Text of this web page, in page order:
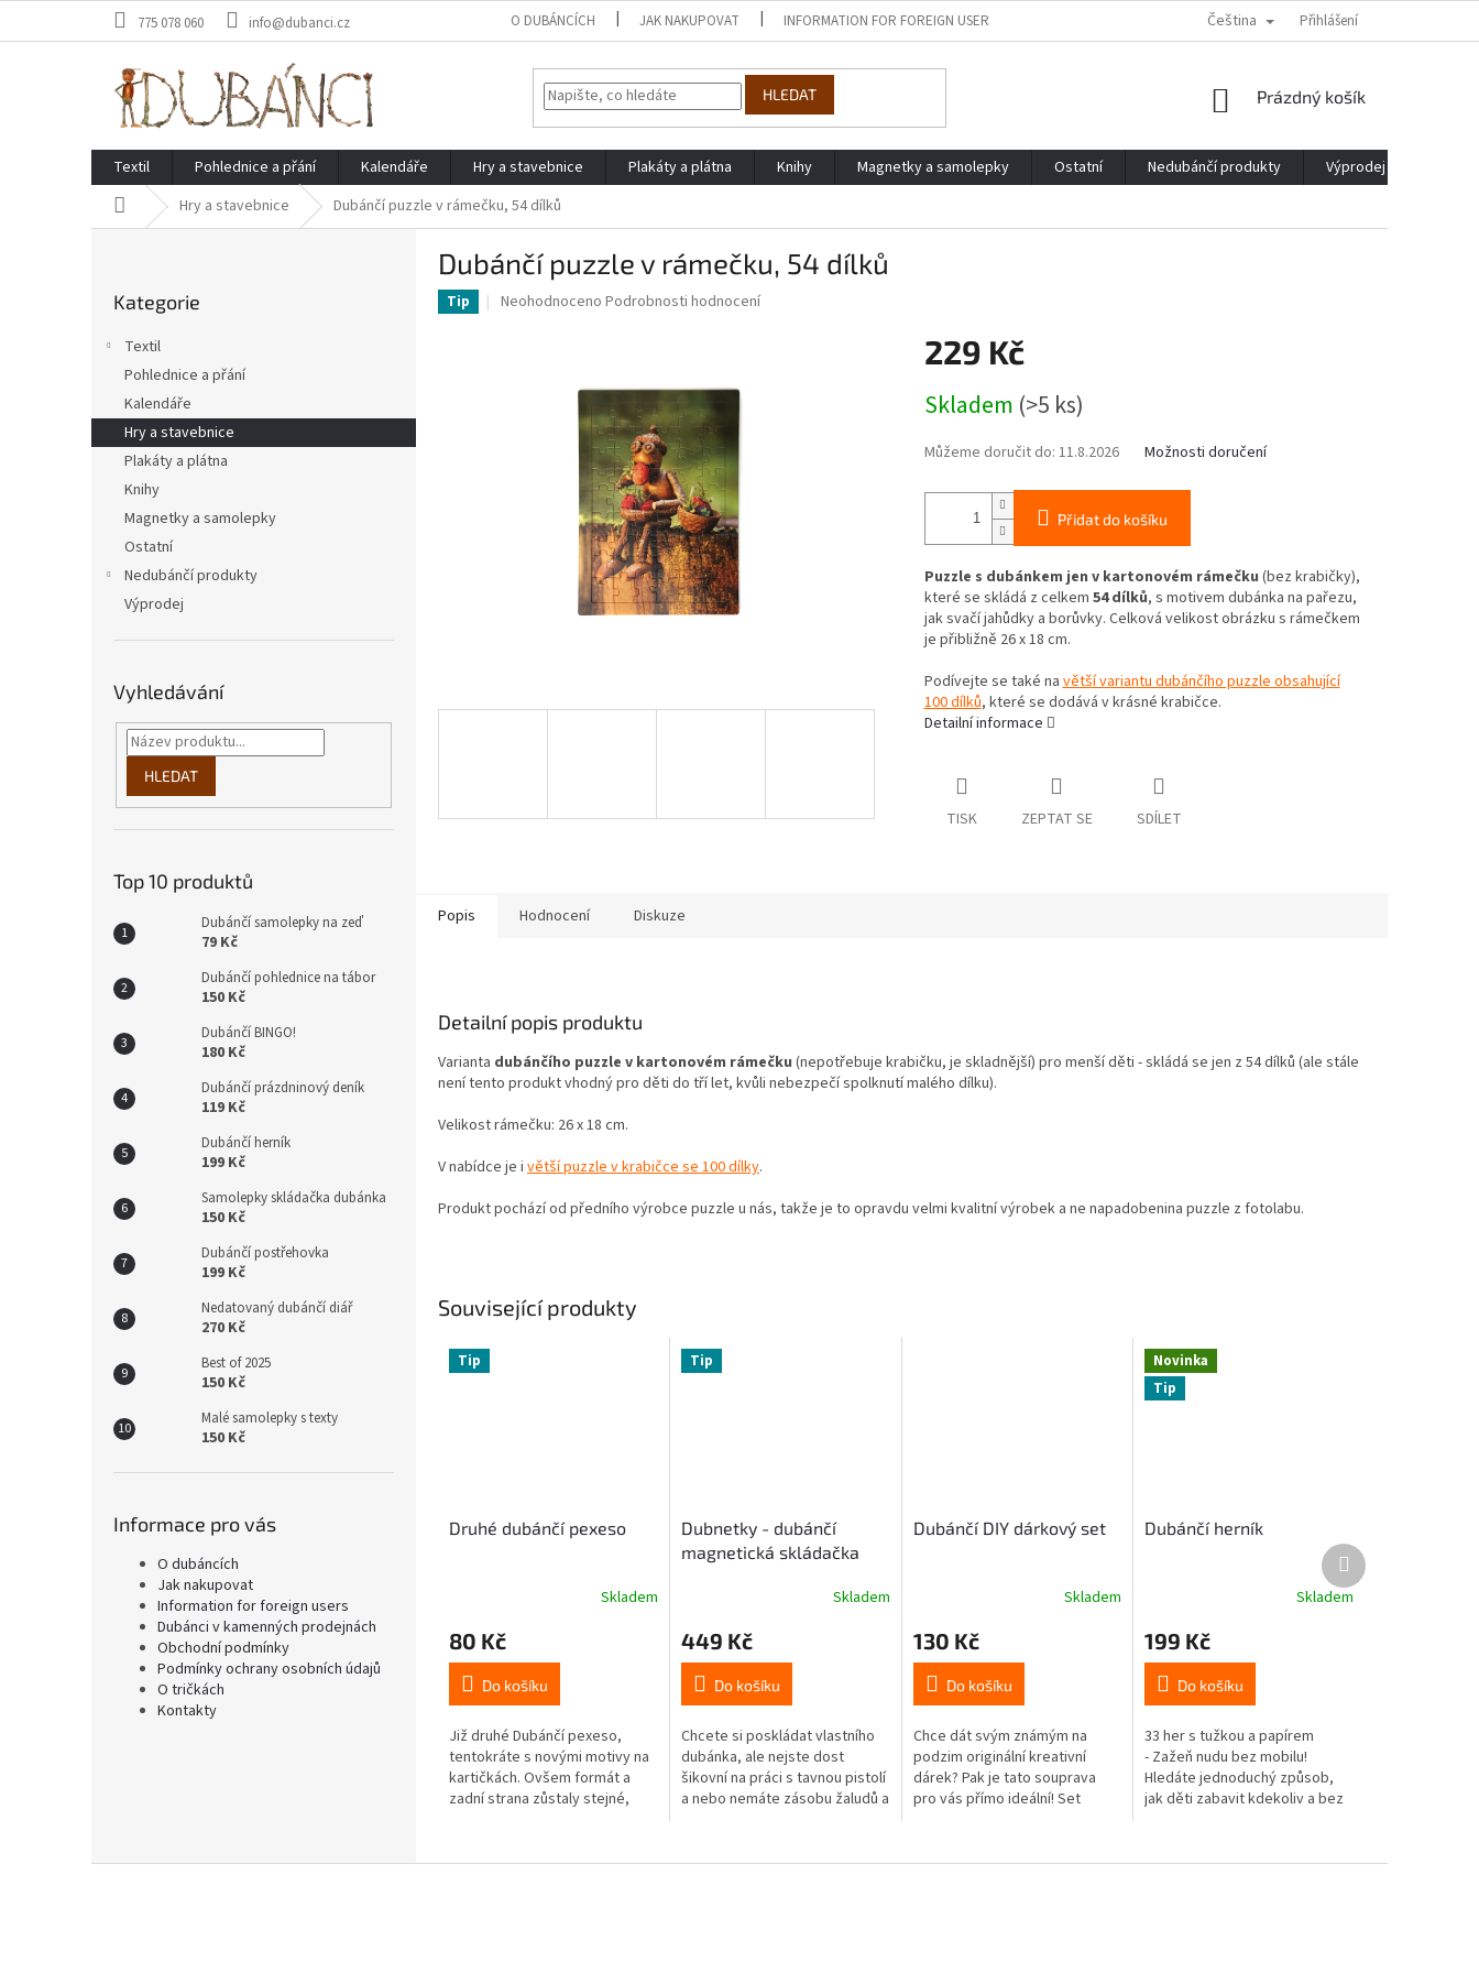
775 078 060 info@dubanci.cz O DUBÁNCÍCH JAK NAKUPOVAT INFORMATION FOR FOREIGN USERS DUBÁNCI V KAMENNÝCH PRODEJNÁCH OBCHODNÍ PODMÍNKY
Čeština Přihlášení
HLEDAT
NÁKUPNÍ
Prázdný košík
Textil Pohlednice a přání Kalendáře Hry a stavebnice Plakáty a plátna Knihy Magnetky a samolepky Ostatní Nedubánčí produkty Výprodej
Domů Hry a stavebnice Dubánčí puzzle v rámečku, 54 dílků
kategorie
Kategorie
Textil
Pohlednice a přání
Kalendáře
Hry a stavebnice
Plakáty a plátna
Knihy
Magnetky a samolepky
Ostatní
Nedubánčí produkty
Výprodej
Vyhledávání
HLEDAT
Top 10 produktů
Dubánčí samolepky na zeď
79 Kč
Dubánčí pohlednice na tábor
150 Kč
Dubánčí BINGO!
180 Kč
Dubánčí prázdninový deník
119 Kč
Dubánčí herník
199 Kč
Samolepky skládačka dubánka
150 Kč
Dubánčí postřehovka
199 Kč
Nedatovaný dubánčí diář
270 Kč
Best of 2025
150 Kč
Malé samolepky s texty
150 Kč
Informace pro vás
O dubáncích
Jak nakupovat
Information for foreign users
Dubánci v kamenných prodejnách
Obchodní podmínky
Podmínky ochrany osobních údajů
O tričkách
Kontakty
Dubánčí puzzle v rámečku, 54 dílků
Tip
Průměrné
Neohodnoceno Podrobnosti hodnocení
229 Kč
cena:
Skladem (>5 ks)
Můžeme doručit do: 11.8.2026 Možnosti doručení
Přidat do košíku
Puzzle s dubánkem jen v kartonovém rámečku (bez krabičky),
které se skládá z celkem 54 dílků, s motivem dubánka na pařezu,
jak svačí jahůdky a borůvky. Celková velikost obrázku s rámečkem
je přibližně 26 x 18 cm.
Podívejte se také navětší variantu dubánčího puzzle obsahující
100 dílků, které se dodává v krásné krabičce.
Detailní informace
TISK ZEPTAT SE SDÍLET
Popis Hodnocení Diskuze
Detailní popis produktu
Varianta dubánčího puzzle v kartonovém rámečku (nepotřebuje krabičku, je skladnější) pro menší děti - skládá se jen z 54 dílků (ale stále
není tento produkt vhodný pro děti do tří let, kvůli nebezpečí spolknutí malého dílku).
Velikost rámečku: 26 x 18 cm.
V nabídce je i větší puzzle v krabičce se 100 dílky.
Produkt pochází od předního výrobce puzzle u nás, takže je to opravdu velmi kvalitní výrobek a ne napadobenina puzzle z fotolabu.
Související produkty
Tip
Druhé dubánčí pexeso
Skladem
80 Kč
Do košíku
Již druhé Dubánčí pexeso,
tentokráte s novými motivy na
kartičkách. Ovšem formát a
zadní strana zůstaly stejné,
a hrát...
Tip
Dubnetky - dubánčí
magnetická skládačka
Skladem
449 Kč
Do košíku
Chcete si poskládat vlastního
dubánka, ale nejste dost
šikovní na práci s tavnou pistolí
a nebo nemáte zásobu žaludů a
poskládáte...
Dubánčí DIY dárkový set
Skladem
130 Kč
Do košíku
Chce dát svým známým na
podzim originální kreativní
dárek? Pak je tato souprava
pro vás přímo ideální! Set
potiskem...
Novinka
Tip
Dubánčí herník
Skladem
199 Kč
Do košíku
33 her s tužkou a papírem
- Zažeň nudu bez mobilu!
Hledáte jednoduchý způsob,
jak děti zabavit kdekoliv a bez
i...
Další
produkt